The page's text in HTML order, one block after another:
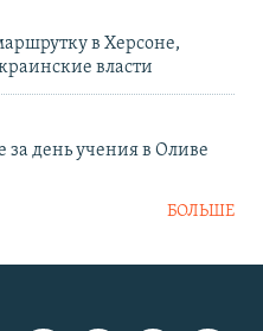
в Херсоне,
власти
за день учения в Оливе
БОЛЬШЕ